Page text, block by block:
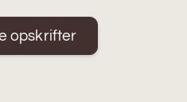
opskrifter